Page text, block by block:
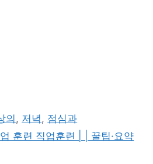
의 , 저녁 , 점심과
훈련 직업훈련 | | 꿀팁·요약